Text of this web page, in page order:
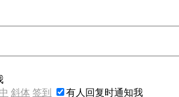
斜体 签到 有人回复时通知我